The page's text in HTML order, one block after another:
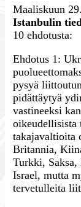
Maaliskuun
Istanbulin
10 ehdotusta:
Ehdotus 1:
pysyä
pidättäytyä
vastineeksi
oikeudellisista
takajavaltioita
Britannia,
Turkki,
Israel, mutta
tervetulleita